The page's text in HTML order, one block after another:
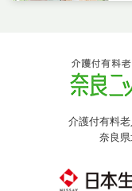
介護付有料
奈良